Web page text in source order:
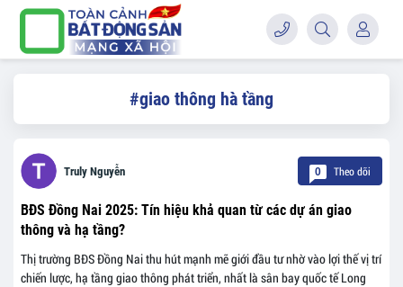
#giao thông hà tầng
Truly Nguyễn 0 Theo dõi
BĐS Đồng Nai 2025: Tín hiệu khả quan từ các dự án giao
thông và hạ tầng?
Thị trường BĐS Đồng Nai thu hút mạnh mẽ giới đầu tư nhờ vào lợi thế vị trí
chiến lược, hạ tầng giao thông phát triển, nhất là sân bay quốc tế Long